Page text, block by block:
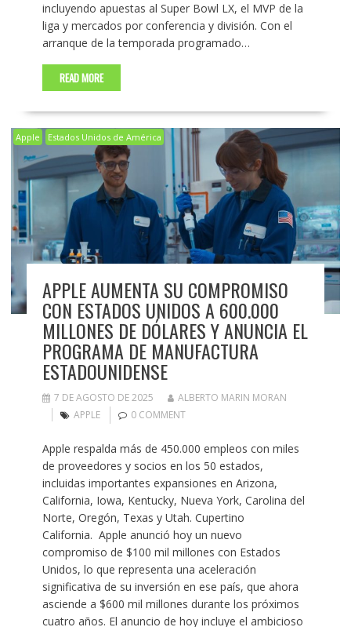
incluyendo apuestas al Super Bowl LX, el MVP de la
liga y mercados por conferencia y división. Con el
arranque de la temporada programado…
READ MORE
Apple Estados Unidos de América
APPLE AUMENTA SU COMPROMISO
CON ESTADOS UNIDOS A 600.000
MILLONES DE DÓLARES Y ANUNCIA EL
PROGRAMA DE MANUFACTURA
ESTADOUNIDENSE
7 DE AGOSTO DE 2025
ALBERTO MARIN MORAN
APPLE
0 COMMENT
Apple respalda más de 450.000 empleos con miles
de proveedores y socios en los 50 estados,
incluidas importantes expansiones en Arizona,
California, Iowa, Kentucky, Nueva York, Carolina del
Norte, Oregón, Texas y Utah. Cupertino
California. Apple anunció hoy un nuevo
compromiso de $100 mil millones con Estados
Unidos, lo que representa una aceleración
significativa de su inversión en ese país, que ahora
asciende a $600 mil millones durante los próximos
cuatro años. El anuncio de hoy incluye el ambicioso